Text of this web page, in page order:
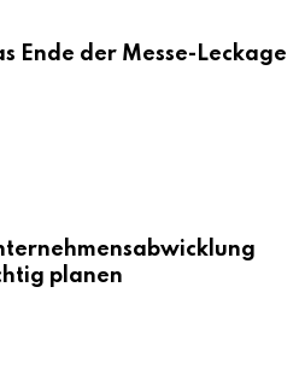
Ende der Messe-Leckage
planen